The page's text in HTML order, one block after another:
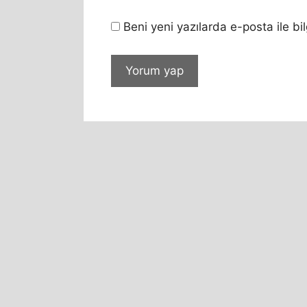
Beni yeni yazılarda e-posta ile